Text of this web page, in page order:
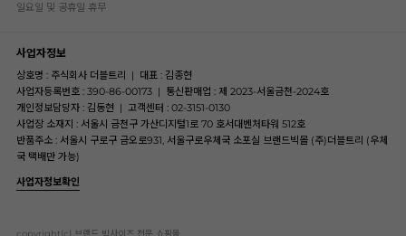
일요일 및 공휴일 휴무
사업자정보
상호명 : 주식회사 더블트리 | 대표 : 김종현
사업자등록번호 : 390-86-00173 | 통신판매업 : 제 2023-서울금천-2024호
개인정보담당자 : 김동현 | 고객센터 : 02-3151-0130
사업장 소재지 : 서울시 금천구 가산디지털1로 70 호서대벤처타워 512호
반품주소 : 서울시 구로구 금오로931, 서울구로우체국 소포실 브랜드빅몰 (주)더블트리 (우체
국 택배만 가능)
사업자정보확인